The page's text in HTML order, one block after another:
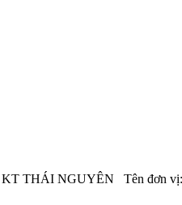
THÁI NGUYÊN Tên đơn vị: